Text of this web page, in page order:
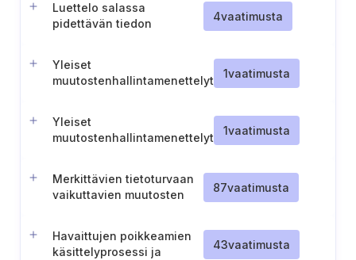
Luettelo salassa
pidettävän tiedon
4vaatimusta
Yleiset
muutostenhallintamenettelyt
1vaatimusta
Yleiset
muutostenhallintamenettelyt
1vaatimusta
Merkittävien tietoturvaan
vaikuttavien muutosten
87vaatimusta
Havaittujen poikkeamien
käsittelyprosessi ja
43vaatimusta